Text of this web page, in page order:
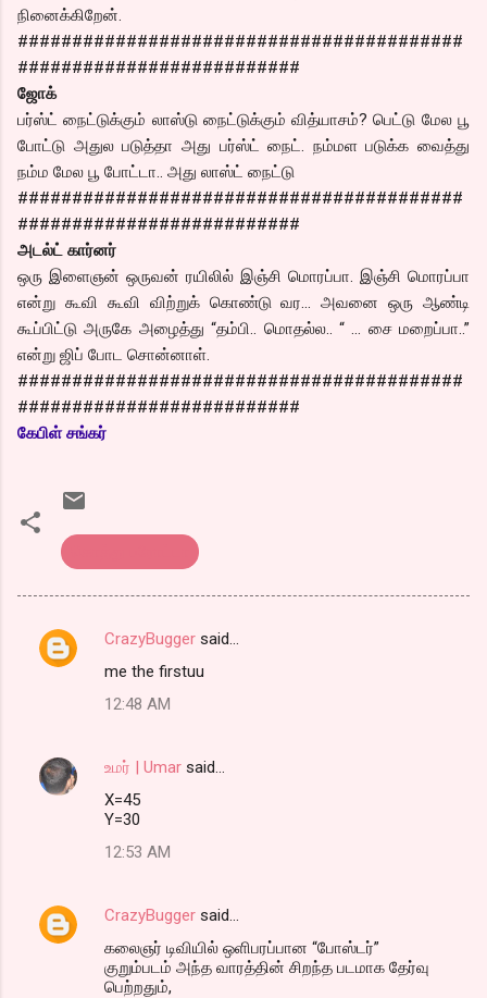
நினைக்கிறேன்.
#########################################
##########################
ஜோக்
பர்ஸ்ட் நைட்டுக்கும் லாஸ்டு நைட்டுக்கும் வித்யாசம்? பெட்டு மேல பூ
போட்டு அதுல படுத்தா அது பர்ஸ்ட் நைட். நம்மள படுக்க வைத்து
நம்ம மேல பூ போட்டா.. அது லாஸ்ட் நைட்டு
#########################################
##########################
அடல்ட் கார்னர்
ஒரு இளைஞன் ஒருவன் ரயிலில் இஞ்சி மொரப்பா. இஞ்சி மொரப்பா
என்று கூவி கூவி விற்றுக் கொண்டு வர… அவனை ஒரு ஆண்டி
கூப்பிட்டு அருகே அழைத்து “தம்பி.. மொதல்ல.. “ … சை மறைப்பா..”
என்று ஜிப் போட சொன்னாள்.
#########################################
##########################
கேபிள் சங்கர்
C
e
CrazyBugger said…
me the firstuu
12:48 AM
உமர் | Umar said…
X=45
Y=30
12:53 AM
CrazyBugger said…
கலைஞர் டிவியில் ஒளிபரப்பான “போஸ்டர்”
குறும்படம் அந்த வாரத்தின் சிறந்த படமாக தேர்வு
பெற்றதும்,